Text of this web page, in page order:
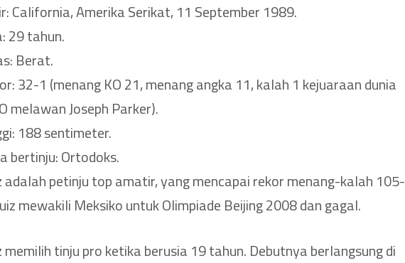
California, Amerika Serikat, 11 September 1989.
29 tahun.
Berat.
32-1 (menang KO 21, menang angka 11, kalah 1 kejuaraan dunia
melawan Joseph Parker).
188 sentimeter.
bertinju: Ortodoks.
adalah petinju top amatir, yang mencapai rekor menang-kalah 105-
mewakili Meksiko untuk Olimpiade Beijing 2008 dan gagal.
memilih tinju pro ketika berusia 19 tahun. Debutnya berlangsung di